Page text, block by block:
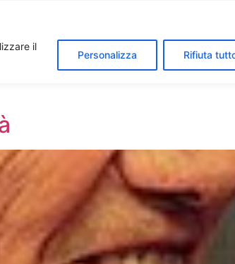
il
Personalizza Rifiuta